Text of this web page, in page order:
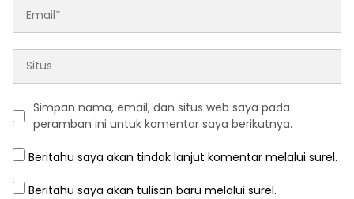
Simpan nama, email, dan situs web saya pada
peramban ini untuk komentar saya berikutnya.
Beritahu saya akan tindak lanjut komentar melalui surel.
Beritahu saya akan tulisan baru melalui surel.